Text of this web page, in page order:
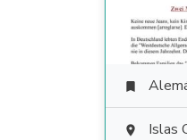

 Islas